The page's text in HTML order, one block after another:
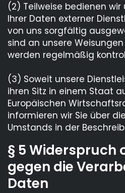
(2) Teilweise bedienen
Ihrer Daten externer
von uns sorgfältig
sind an unsere
werden regelmäßig
(3) Soweit unsere
ihren Sitz in einem Staat
Europäischen
informieren wir Sie über
Umstands in der
§ 5 Widerspruch
gegen die
Daten